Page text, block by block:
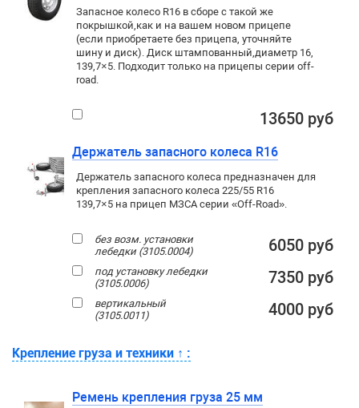
Запасное колесо R16 в сборе с такой же
покрышкой,как и на вашем новом прицепе
(если приобретаете без прицепа, уточняйте
шину и диск). Диск штампованный,диаметр 16,
139,7×5. Подходит только на прицепы серии off-
road.
13650 руб
Держатель запасного колеса R16
Держатель запасного колеса предназначен для
крепления запасного колеса 225/55 R16
139,7×5 на прицеп МЗСА серии «Off-Road».
без возм. установки
лебедки (3105.0004)
6050 руб
под установку лебедки
(3105.0006)
7350 руб
вертикальный
(3105.0011)
4000 руб
Крепление груза и техники ↑ :
Ремень крепления груза 25 мм